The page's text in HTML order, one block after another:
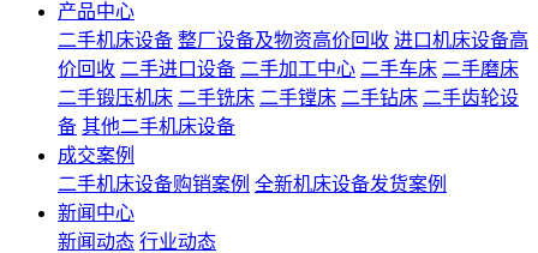
产品中心
二手机床设备 整厂设备及物资高价回收 进口机床设备高
价回收 二手进口设备 二手加工中心 二手车床 二手磨床
二手锻压机床 二手铣床 二手镗床 二手钻床 二手齿轮设
备 其他二手机床设备
成交案例
二手机床设备购销案例 全新机床设备发货案例
新闻中心
新闻动态 行业动态